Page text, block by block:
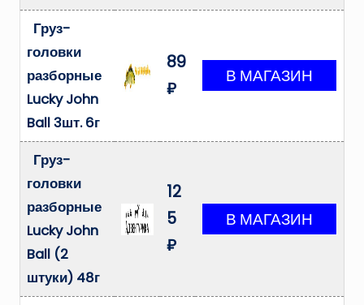
Груз-
головки
разборные
Lucky John
Ball 3шт. 6г
89
₽
Груз-
головки
разборные
Lucky John
Ball (2
штуки) 48г
12
5
₽